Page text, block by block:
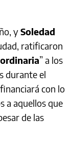
ySoledad
ratificaron
” a los
durante el
con lo
a aquellos que
de las